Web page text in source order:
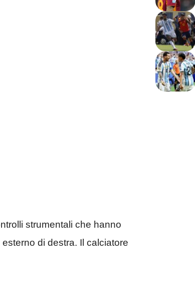
strumentali che hanno
di destra. Il calciatore